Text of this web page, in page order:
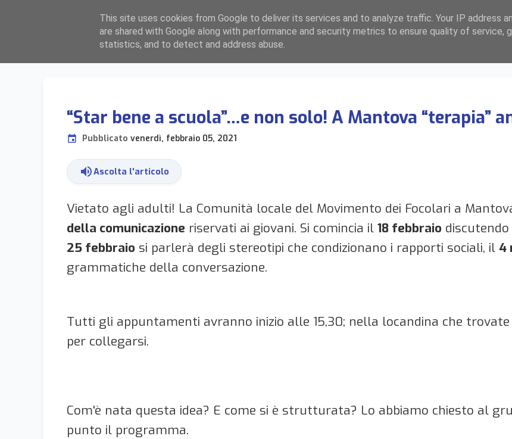
ocolariLombardiaest
BERGAMO, BRESCIA, CREMONA E MANTOVA
“Star bene a scuola”…e non solo! A Mantova “terapia”
event Pubblicato venerdì, febbraio 05, 2021
volume_upAscolta l'articolo
Vietato agli adulti! La Comunità locale del Movimento dei Focolari a
della comunicazione riservati ai giovani. Si comincia il 18 febbraio
25 febbraio si parlerà degli stereotipi che condizionano i rapporti sociali, il 4
grammatiche della conversazione.
Tutti gli appuntamenti avranno inizio alle 15,30; nella locandina che
per collegarsi.
Com'è nata questa idea? E come si è strutturata? Lo abbiamo chiesto al
punto il programma.
This site uses cookies from Google to deliver its services and to analyze traffic. Your IP address
are shared with Google along with performance and security metrics to ensure quality of service,
statistics, and to detect and address abuse.